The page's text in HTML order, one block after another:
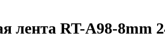
лента RT-A98-8mm